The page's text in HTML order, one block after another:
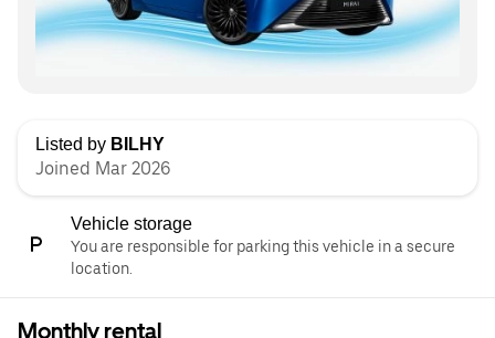
Listed by BILHY
Joined Mar 2026
Vehicle storage
You are responsible for parking this vehicle in a secure
location.
Monthly rental